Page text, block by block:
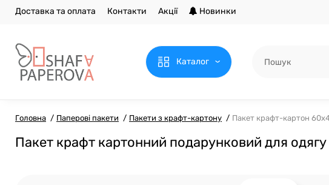
Доставка та оплата Контакти Акції Новинки
Каталог
Головна Паперові пакети Пакети з крафт-картону Пакет крафт-картон
Пакет крафт картонний подарунковий для одягу